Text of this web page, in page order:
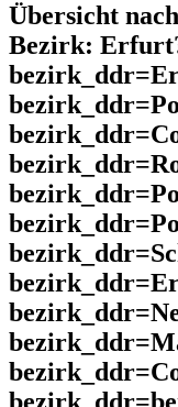
Übersicht
Bezirk: